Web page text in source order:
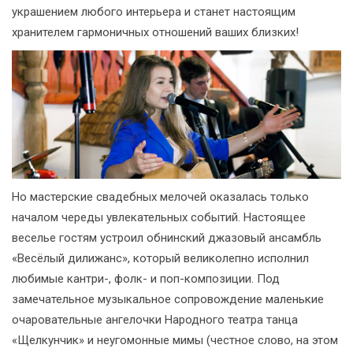
украшением любого интерьера и станет настоящим
хранителем гармоничных отношений ваших близких!
Но мастерские свадебных мелочей оказалась только
началом череды увлекательных событий. Настоящее
веселье гостям устроил обнинский джазовый ансамбль
«Весёлый дилижанс», который великолепно исполнил
любимые кантри-, фолк- и поп-композиции. Под
замечательное музыкальное сопровождение маленькие
очаровательные ангелочки Народного театра танца
«Щелкунчик» и неугомонные мимы (честное слово, на этом